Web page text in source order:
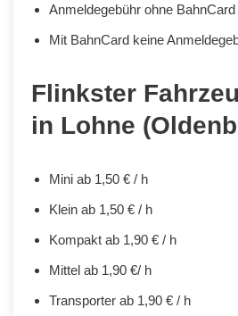
Anmeldegebühr ohne BahnCard
Mit BahnCard keine
Flinkster
in Lohne
Mini ab 1,50 € / h
Klein ab 1,50 € / h
Kompakt ab 1,90 € / h
Mittel ab 1,90 €/ h
Transporter ab 1,90 € / h